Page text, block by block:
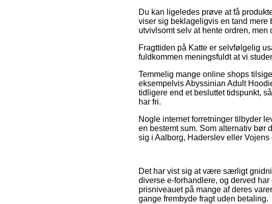
Du kan ligeledes prøve at få
viser sig beklageligvis en tand
utvivlsomt selv at hente ordren,
Fragttiden på Katte er selvfølgelig
fuldkommen meningsfuldt at vi
Temmelig mange online shops
eksempelvis Abyssinian Adult
tidligere end et besluttet tidspunkt,
har fri.
Nogle internet forretninger tilbyder
en bestemt sum. Som alternativ bør
sig i Aalborg, Haderslev eller
Det har vist sig at være særligt
diverse e-forhandlere, og derved
prisniveauet på mange af deres
gange frembyde fragt uden betaling.